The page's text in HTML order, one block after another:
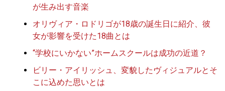
が生み出す音楽
オリヴィア・ロドリゴが18歳の誕生日に紹介、彼
女が影響を受けた18曲とは
“学校にいかない”ホームスクールは成功の近道？
ビリー・アイリッシュ、変貌したヴィジュアルとそ
こに込めた思いとは